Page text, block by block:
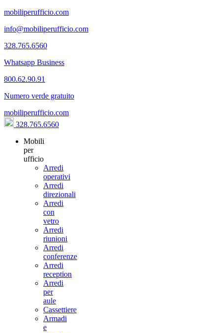
mobiliperufficio.com
info@mobiliperufficio.com
328.765.6560
Whatsapp Business
800.62.90.91
Numero verde gratuito
mobiliperufficio.com
328.765.6560
Mobili
per
ufficio
Arredi
operativi
Arredi
direzionali
Arredi
con
vetro
Arredi
riunioni
Arredi
conferenze
Arredi
reception
Arredi
per
aule
Cassettiere
Armadi
e